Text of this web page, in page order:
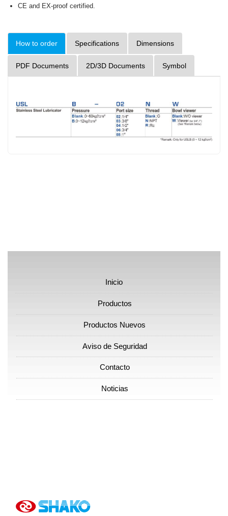
CE and EX-proof certified.
How to order Specifications Dimensions
PDF Documents 2D/3D Documents Symbol
Inicio
Productos
Productos Nuevos
Aviso de Seguridad
Contacto
Noticias